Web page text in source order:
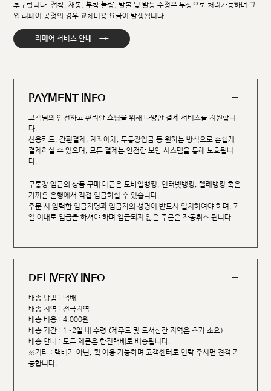
추구합니다. 접착, 재봉, 부착 불량, 발볼 및 발등 수정은 무상으로 처리가능하며 그
외 리페어 공정의 경우 교체비용 요금이 발생됩니다.
리페어 서비스 안내 →
PAYMENT INFO
고객님의 안전하고 편리한 쇼핑을 위해 다양한 결제 서비스를 지원합니
다.
신용카드, 간편결제, 계좌이체, 무통장입금 등 원하는 방식으로 손쉽게
결제하실 수 있으며, 모든 결제는 안전한 보안 시스템을 통해 보호됩니
다.
무통장 입금의 상품 구매 대금은 모바일뱅킹, 인터넷뱅킹, 텔레뱅킹 혹은
가까운 은행에서 직접 입금하실 수 있습니다.
주문 시 입력한 입금자명과 입금자의 성명이 반드시 일치하여야 하며, 7
일 이내로 입금을 하셔야 하며 입금되지 않은 주문은 자동취소 됩니다.
DELIVERY INFO
배송 방법 : 택배
배송 지역 : 전국지역
배송 비용 : 4,000원
배송 기간 : 1~2일 내 수령 (제주도 및 도서산간 지역은 추가 소요)
배송 안내 : 모든 제품은 한진택배로 배송됩니다.
※기타 : 택배가 아닌, 퀵 이용 가능하며 고객센터로 연락 주시면 견적 가
능합니다.